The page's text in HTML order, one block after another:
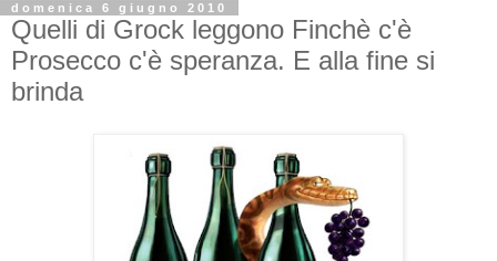
domenica 6 giugno 2010
Quelli di Grock leggono Finchè c'è
Prosecco c'è speranza. E alla fine si
brinda